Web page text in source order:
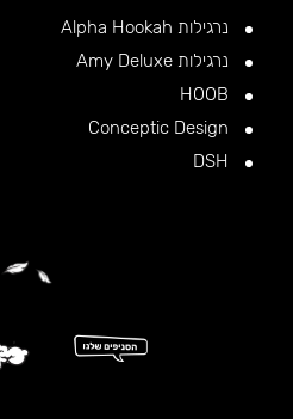
נרגילות Alpha Hookah
נרגילות Amy Deluxe